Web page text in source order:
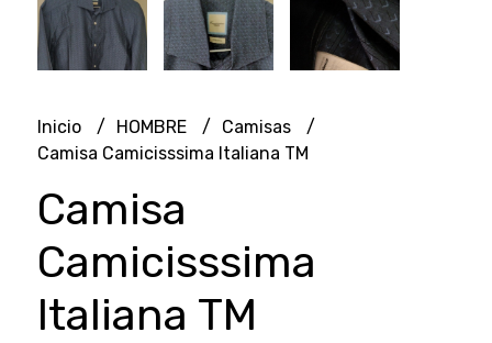
Inicio HOMBRE
Camisas
Camisa Camicisssima Italiana TM
Camisa
Camicisssima
Italiana TM